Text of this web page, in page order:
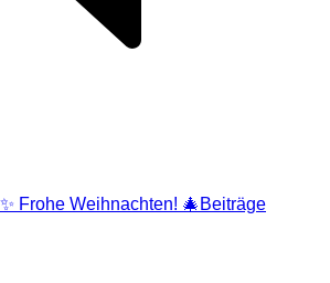
✨ Frohe Weihnachten! 🎄 Beiträge